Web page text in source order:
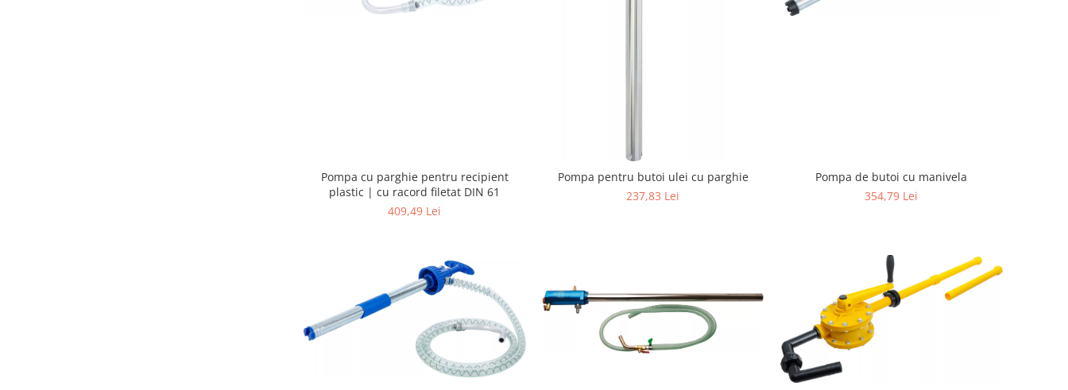
Pompa cu parghie pentru recipient
plastic | cu racord filetat DIN 61
409,49 Lei
Pompa pentru butoi ulei cu parghie
237,83 Lei
Pompa de butoi cu manivela
354,79 Lei